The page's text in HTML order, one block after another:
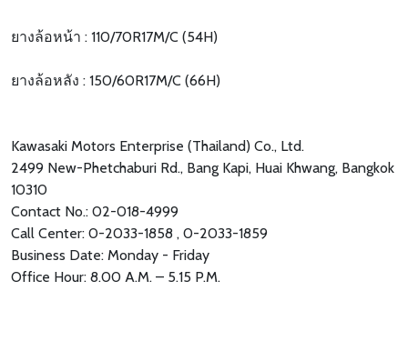
ยางล้อหน้า : 110/70R17M/C (54H)
ยางล้อหลัง : 150/60R17M/C (66H)
Kawasaki Motors Enterprise (Thailand) Co., Ltd.
2499 New-Phetchaburi Rd., Bang Kapi, Huai Khwang, Bangkok
10310
Contact No.: 02-018-4999
Call Center: 0-2033-1858 , 0-2033-1859
Business Date: Monday - Friday
Office Hour: 8.00 A.M. – 5.15 P.M.